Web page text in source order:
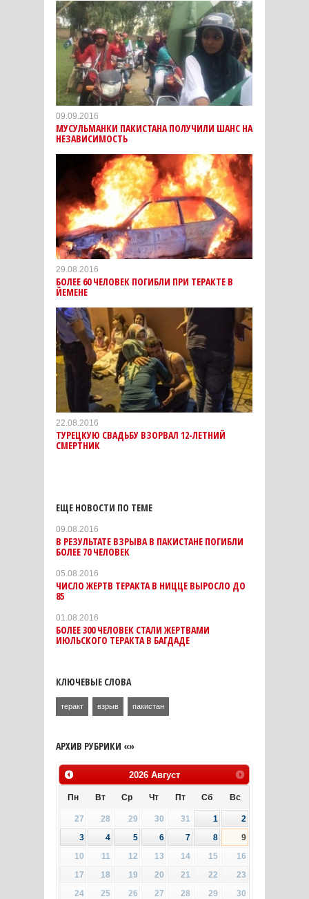
09.09.2016
МУСУЛЬМАНКИ ПАКИСТАНА ПОЛУЧИЛИ ШАНС НА
НЕЗАВИСИМОСТЬ
29.08.2016
БОЛЕЕ 60 ЧЕЛОВЕК ПОГИБЛИ ПРИ ТЕРАКТЕ В
ЙЕМЕНЕ
22.08.2016
ТУРЕЦКУЮ СВАДЬБУ ВЗОРВАЛ 12-ЛЕТНИЙ
СМЕРТНИК
ЕЩЕ НОВОСТИ ПО ТЕМЕ
09.08.2016
В РЕЗУЛЬТАТЕ ВЗРЫВА В ПАКИСТАНЕ ПОГИБЛИ
БОЛЕЕ 70 ЧЕЛОВЕК
05.08.2016
ЧИСЛО ЖЕРТВ ТЕРАКТА В НИЦЦЕ ВЫРОСЛО ДО
85
01.08.2016
БОЛЕЕ 300 ЧЕЛОВЕК СТАЛИ ЖЕРТВАМИ
ИЮЛЬСКОГО ТЕРАКТА В БАГДАДЕ
КЛЮЧЕВЫЕ СЛОВА
теракт взрыв пакистан
АРХИВ РУБРИКИ «»
2026 Август
Пн Вт Ср Чт Пт Сб Вс
27 28 29 30 31 1
2
3
4 5 6 7 8
9
10
11 12 13 14 15
16
17
18 19 20 21 22
23
24
25 26 27 28 29
30